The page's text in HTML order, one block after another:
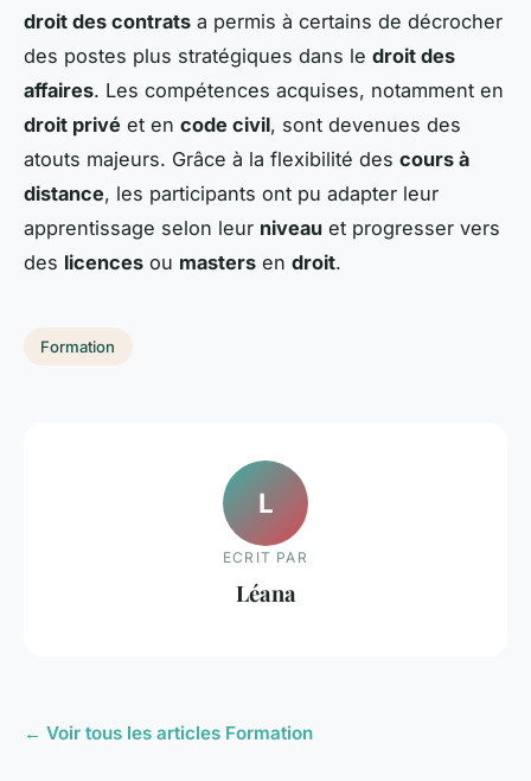
droit des contrats a permis à certains de décrocher
des postes plus stratégiques dans le droit des
affaires. Les compétences acquises, notamment en
droit privé et en code civil, sont devenues des
atouts majeurs. Grâce à la flexibilité des cours à
distance, les participants ont pu adapter leur
apprentissage selon leur niveau et progresser vers
des licences ou masters en droit.
Formation
L
ECRIT PAR
Léana
← Voir tous les articles Formation